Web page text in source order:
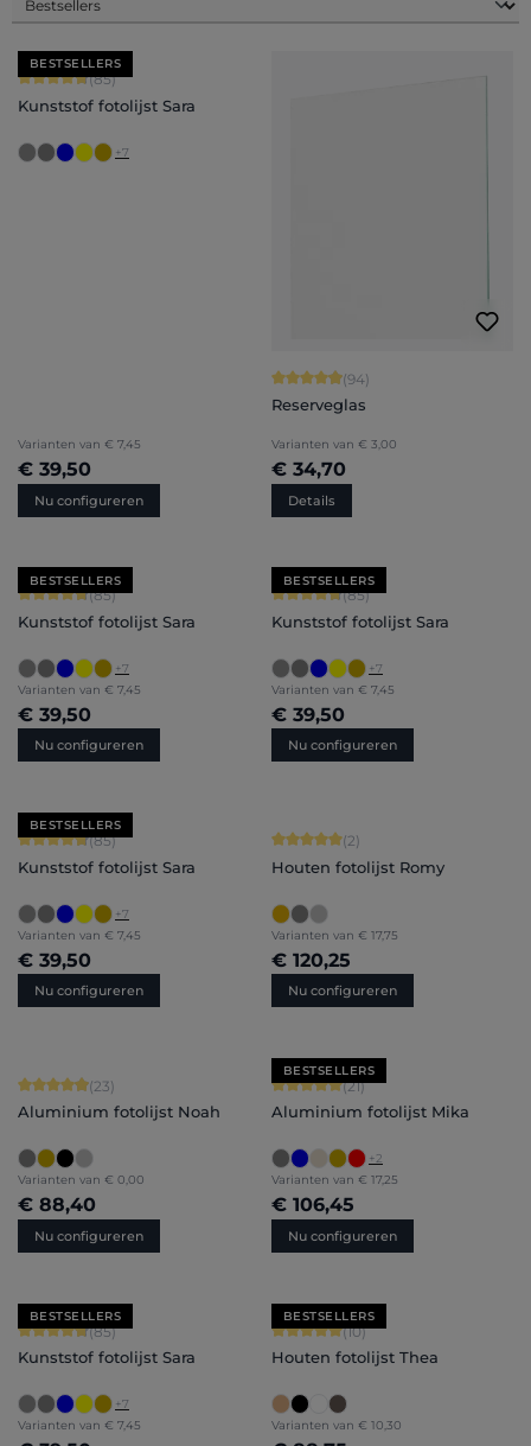
BESTSELLERS
Gemiddelde waardering van 4.71 van 5 sterren
(85)
Kunststof fotolijst Sara
+7
Varianten van € 7,45
€ 39,50
Nu configureren
Gemiddelde waardering van 4.94
(94)
Reserveglas
Varianten van € 3,00
€ 34,70
Details
BESTSELLERS
Gemiddelde waardering van 4.71 van 5 sterren
(85)
Kunststof fotolijst Sara
+7
Varianten van € 7,45
€ 39,50
Nu configureren
BESTSELLERS
Gemiddelde waardering van 4.71
(85)
Kunststof fotolijst Sara
+7
Varianten van € 7,45
€ 39,50
Nu configureren
BESTSELLERS
Gemiddelde waardering van 4.71 van 5 sterren
(85)
Kunststof fotolijst Sara
+7
Varianten van € 7,45
€ 39,50
Nu configureren
Gemiddelde waardering van 5 van 5
(2)
Houten fotolijst Romy
Varianten van € 17,75
€ 120,25
Nu configureren
Gemiddelde waardering van 4.91 van 5 sterren
(23)
Aluminium fotolijst Noah
Varianten van € 0,00
€ 88,40
Nu configureren
BESTSELLERS
Gemiddelde waardering van 5 van 5
(21)
Aluminium fotolijst Mika
+2
Varianten van € 17,25
€ 106,45
Nu configureren
BESTSELLERS
Gemiddelde waardering van 4.71 van 5 sterren
(85)
Kunststof fotolijst Sara
+7
Varianten van € 7,45
BESTSELLERS
Gemiddelde waardering van 5 van 5
(10)
Houten fotolijst Thea
Varianten van € 10,30